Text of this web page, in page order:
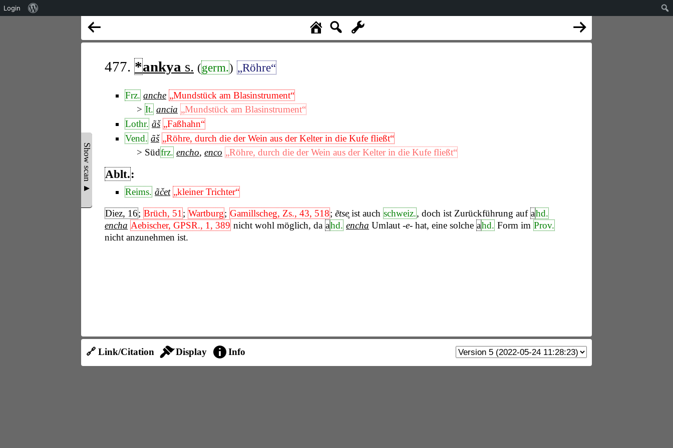
Show scan ▲
477. *ankya s. (germ.) „Röhre“
Frz. anche „Mundstück am Blasinstrument“
It. ancia „Mundstück am Blasinstrument“
Lothr. ãš „Faßhahn“
Vend. ãš „Röhre, durch die der Wein aus der Kelter in die Kufe fließt“
Südfrz. encho, enco „Röhre, durch die der Wein aus der Kelter in die Kufe fließt“
Ablt.:
Reims. ãčet „kleiner Trichter“
Diez, 16; Brüch, 51 ; Wartburg; Gamillscheg, Zs., 43, 518; ẽtse̥ ist auch schweiz., doch ist Zurückführung auf ahd.
encha Aebischer, GPSR., 1, 389 nicht wohl möglich, da ahd. encha Umlaut -e- hat, eine solche ahd. Form im Prov.
nicht anzunehmen ist.
🔗 Link/Citation Display Info
Login